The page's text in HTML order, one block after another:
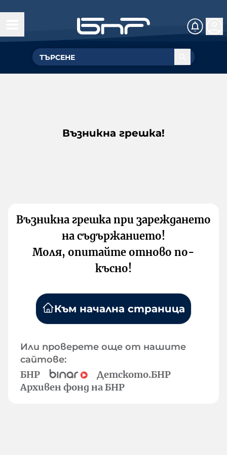
Възникна грешка!
Възникна грешка при зареждането
на съдържанието!
Моля, опитайте отново по-
късно!
Към начална страница
Или проверете още от нашите
сайтове:
БНР
Детското.БНР
Архивен фонд на БНР